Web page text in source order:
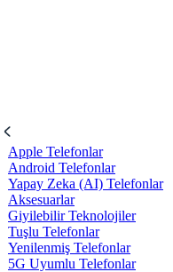
Apple Telefonlar
Android Telefonlar
Yapay Zeka (AI) Telefonlar
Aksesuarlar
Giyilebilir Teknolojiler
Tuşlu Telefonlar
Yenilenmiş Telefonlar
5G Uyumlu Telefonlar